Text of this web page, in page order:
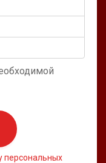
персональных